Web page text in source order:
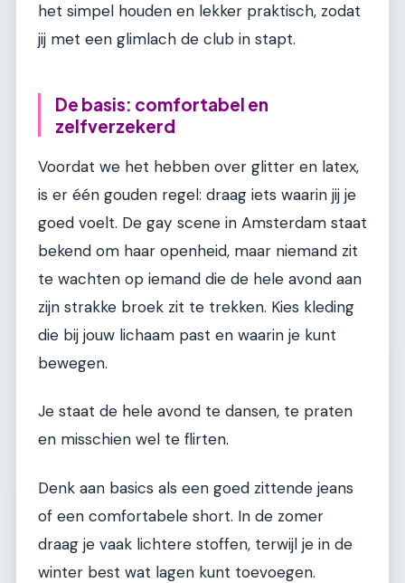
het simpel houden en lekker praktisch, zodat
jij met een glimlach de club in stapt.
De basis: comfortabel en
zelfverzekerd
Voordat we het hebben over glitter en latex,
is er één gouden regel: draag iets waarin jij je
goed voelt. De gay scene in Amsterdam staat
bekend om haar openheid, maar niemand zit
te wachten op iemand die de hele avond aan
zijn strakke broek zit te trekken. Kies kleding
die bij jouw lichaam past en waarin je kunt
bewegen.
Je staat de hele avond te dansen, te praten
en misschien wel te flirten.
Denk aan basics als een goed zittende jeans
of een comfortabele short. In de zomer
draag je vaak lichtere stoffen, terwijl je in de
winter best wat lagen kunt toevoegen.